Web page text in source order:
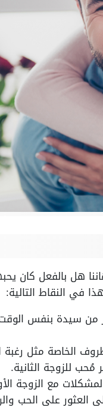
هل بالفعل كان
في النقاط التالية:
من سيدة بنفس
الخاصة مثل
للزوجة الثانية.
مع الزوجة
العثور على الحب